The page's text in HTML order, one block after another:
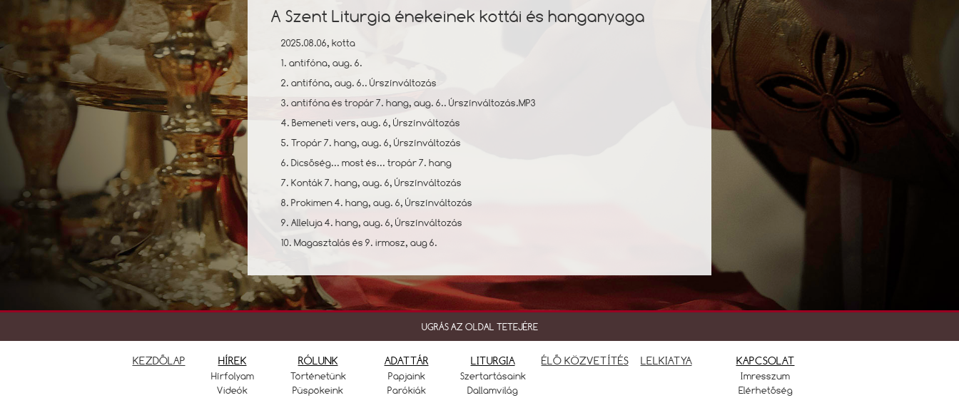
A Szent Liturgia énekeinek kottái és hanganyaga
2025.08.06, kotta
1. antifóna, aug. 6.
2. antifóna, aug. 6.. Úrszínváltozás
3. antifóna és tropár 7. hang, aug. 6.. Úrszínváltozás.MP3
4. Bemeneti vers, aug. 6, Úrszínváltozás
5. Tropár 7. hang, aug. 6, Úrszínváltozás
6. Dicsőség... most és... tropár 7. hang
7. Konták 7. hang, aug. 6, Úrszínváltozás
8. Prokimen 4. hang, aug. 6, Úrszínváltozás
9. Alleluja 4. hang, aug. 6, Úrszínváltozás
10. Magasztalás és 9. irmosz, aug 6.
UGRÁS AZ OLDAL TETEJÉRE
KEZDŐLAP HÍREK
Hírfolyam
Videók
RÓLUNK
Történetünk
Püspökeink
ADATTÁR
Papjaink
Parókiák
LITURGIA
Szertartásaink
Dallamvilág
ÉLŐ KÖZVETÍTÉS LELKIATYA KAPCSOLAT
Imresszum
Elérhetőség